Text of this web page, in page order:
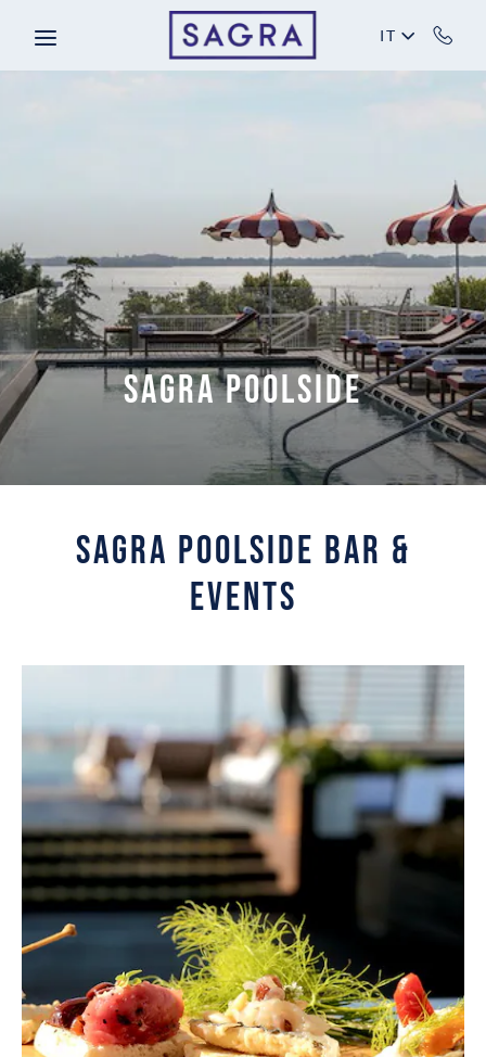
Skip to main content IT
SAGRA POOLSIDE
SAGRA POOLSIDE BAR &
EVENTS